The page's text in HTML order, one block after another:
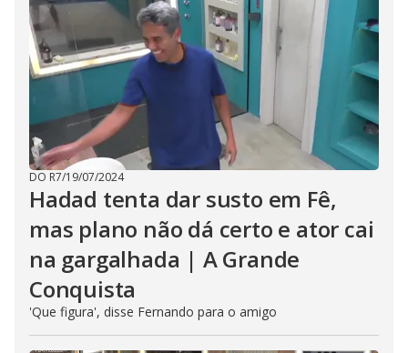
DO R7/19/07/2024
Hadad tenta dar susto em Fê,
mas plano não dá certo e ator cai
na gargalhada | A Grande
Conquista
'Que figura', disse Fernando para o amigo